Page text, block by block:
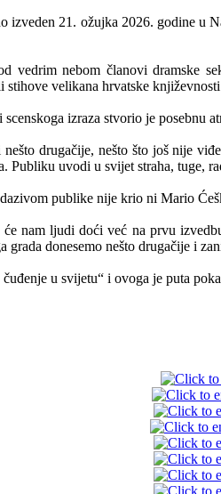
izveden 21. ožujka 2026. godine u
vedrim nebom članovi dramske
stihove velikana hrvatske
scenskoga izraza stvorio je
drugačije, nešto što još nije
Publiku uvodi u svijet straha, tuge,
publike nije krio ni Mario
nam ljudi doći već na prvu
grada donesemo nešto drugačije i
čuđenje u svijetu“ i ovoga je puta